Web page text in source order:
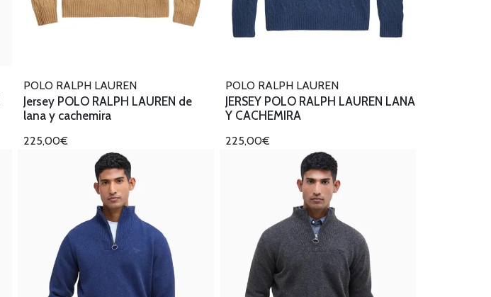
POLO RALPH LAUREN
Jersey POLO RALPH LAUREN de
lana y cachemira
225,00€
POLO RALPH LAUREN
JERSEY POLO RALPH LAUREN LANA
Y CACHEMIRA
225,00€